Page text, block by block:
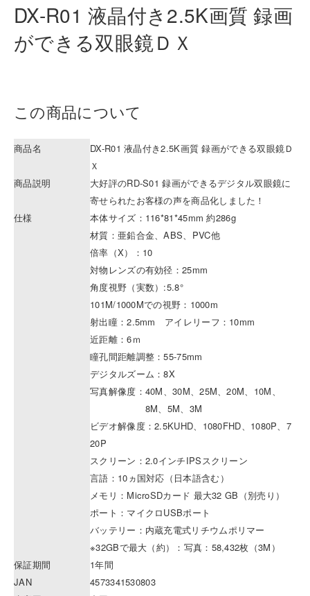
DX-R01 液晶付き2.5K画質 録画
ができる双眼鏡ＤＸ
この商品について
商品名
DX-R01 液晶付き2.5K画質 録画ができる双眼鏡Ｄ
Ｘ
商品説明
大好評のRD-S01 録画ができるデジタル双眼鏡に
寄せられたお客様の声を商品化しました！
仕様
本体サイズ：116*81*45mm 約286g
材質：亜鉛合金、ABS、PVC他
倍率（X）：10
対物レンズの有効径：25mm
角度視野（実数）:5.8°
101M/1000Mでの視野：1000m
射出瞳：2.5mm アイレリーフ：10mm
近距離：6ｍ
瞳孔間距離調整：55-75mm
デジタルズーム：8X
写真解像度：40M、30M、25M、20M、10M、
8M、5M、3M
ビデオ解像度：2.5KUHD、1080FHD、1080P、7
20P
スクリーン：2.0インチIPSスクリーン
言語：10ヵ国対応（日本語含む）
メモリ：MicroSDカード 最大32 GB（別売り）
ポート：マイクロUSBポート
バッテリー：内蔵充電式リチウムポリマー
※32GBで最大（約）：写真：58,432枚（3M）
保証期間
1年間
JAN
4573341530803